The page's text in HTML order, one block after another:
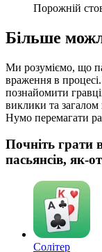
Порожній
Більше
Ми розуміємо, що
враження в
познайомити
виклики та
Нумо перемагати
Почніть грати
пасьянсів, як-
Солітер